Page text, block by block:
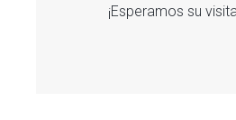
¡Esperamos su